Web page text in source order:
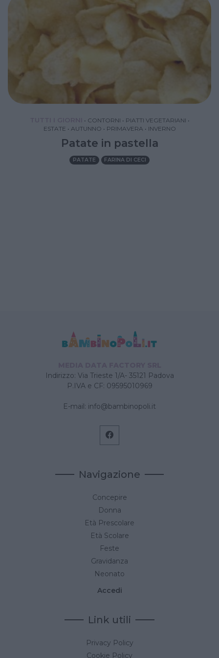
• CONTORNI • PIATTI VEGETARIANI •
ESTATE • AUTUNNO • PRIMAVERA • INVERNO
Patate in pastella
PATATE FARINA DI CECI
Indirizzo: Via Trieste 1/A- 35121 Padova
P.IVA e CF: 09595010969
E-mail: info@bambinopoli.it
Navigazione
Concepire
Donna
Età Prescolare
Età Scolare
Feste
Gravidanza
Neonato
Accedi
Link utili
Privacy Policy
Cookie Policy